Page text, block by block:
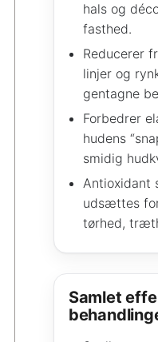
hals og
fasthed.
Reducerer
linjer og
gentagne
Forbedrer
hudens
smidig
Antioxidant
udsættes
tørhed,
Samlet